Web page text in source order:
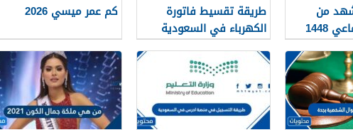
من
1448
طريقة تقسيط فاتورة
الكهرباء في السعودية
1448 – 2026
كم عمر ميسي 2026